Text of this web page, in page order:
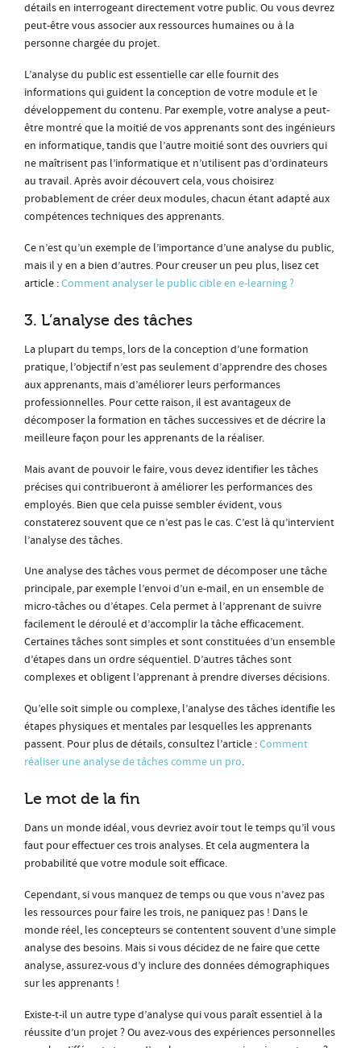
détails en interrogeant directement votre public. Ou vous devrez
peut-être vous associer aux ressources humaines ou à la
personne chargée du projet.
L’analyse du public est essentielle car elle fournit des
informations qui guident la conception de votre module et le
développement du contenu. Par exemple, votre analyse a peut-
être montré que la moitié de vos apprenants sont des ingénieurs
en informatique, tandis que l’autre moitié sont des ouvriers qui
ne maîtrisent pas l’informatique et n’utilisent pas d’ordinateurs
au travail. Après avoir découvert cela, vous choisirez
probablement de créer deux modules, chacun étant adapté aux
compétences techniques des apprenants.
Ce n’est qu’un exemple de l’importance d’une analyse du public,
mais il y en a bien d’autres. Pour creuser un peu plus, lisez cet
article :Comment analyser le public cible en e-learning ?
3. L’analyse des tâches
La plupart du temps, lors de la conception d’une formation
pratique, l’objectif n’est pas seulement d’apprendre des choses
aux apprenants, mais d’améliorer leurs performances
professionnelles. Pour cette raison, il est avantageux de
décomposer la formation en tâches successives et de décrire la
meilleure façon pour les apprenants de la réaliser.
Mais avant de pouvoir le faire, vous devez identifier les tâches
précises qui contribueront à améliorer les performances des
employés. Bien que cela puisse sembler évident, vous
constaterez souvent que ce n’est pas le cas. C’est là qu’intervient
l’analyse des tâches.
Une analyse des tâches vous permet de décomposer une tâche
principale, par exemple l’envoi d’un e-mail, en un ensemble de
micro-tâches ou d’étapes. Cela permet à l’apprenant de suivre
facilement le déroulé et d’accomplir la tâche efficacement.
Certaines tâches sont simples et sont constituées d’un ensemble
d’étapes dans un ordre séquentiel. D’autres tâches sont
complexes et obligent l’apprenant à prendre diverses décisions.
Qu’elle soit simple ou complexe, l’analyse des tâches identifie les
étapes physiques et mentales par lesquelles les apprenants
passent. Pour plus de détails, consultez l’article :Comment
réaliser une analyse de tâches comme un pro.
Le mot de la fin
Dans un monde idéal, vous devriez avoir tout le temps qu’il vous
faut pour effectuer ces trois analyses. Et cela augmentera la
probabilité que votre module soit efficace.
Cependant, si vous manquez de temps ou que vous n’avez pas
les ressources pour faire les trois, ne paniquez pas ! Dans le
monde réel, les concepteurs se contentent souvent d’une simple
analyse des besoins. Mais si vous décidez de ne faire que cette
analyse, assurez-vous d’y inclure des données démographiques
sur les apprenants !
Existe-t-il un autre type d’analyse qui vous paraît essentiel à la
réussite d’un projet ? Ou avez-vous des expériences personnelles